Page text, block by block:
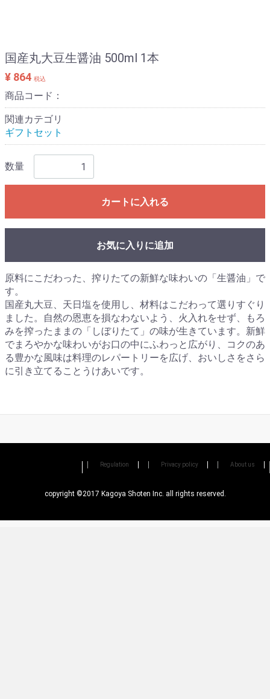
国産丸大豆生醤油 500ml 1本
¥ 864 税込
商品コード：
関連カテゴリ
ギフトセット
数量
カートに入れる
お気に入りに追加
原料にこだわった、搾りたての新鮮な味わいの「生醤油」で
す。
国産丸大豆、天日塩を使用し、材料はこだわって選りすぐり
ました。自然の恩恵を損なわないよう、火入れをせず、もろ
みを搾ったままの「しぼりたて」の味が生きています。新鮮
でまろやかな味わいがお口の中にふわっと広がり、コクのあ
る豊かな風味は料理のレパートリーを広げ、おいしさをさら
に引き立てることうけあいです。
Regulation Privacy policy About us
copyright ©2017 Kagoya Shoten Inc. all rights reserved.